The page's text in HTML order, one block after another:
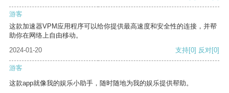
游客
这款加速器VPM应用程序可以给你提供最高速度和安全性的连接，并帮
助你在网络上自由移动。
2024-01-20
支持[0] 反对[0]
游客
这款app就像我的娱乐小助手，随时随地为我的娱乐提供帮助。